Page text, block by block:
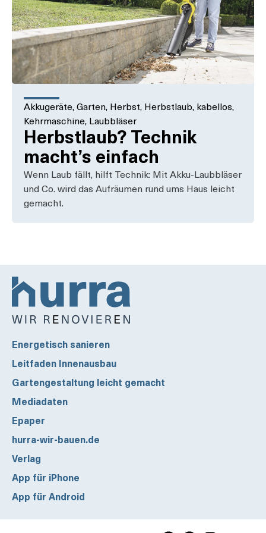
Akkugeräte, Garten, Herbst, Herbstlaub, kabellos,
Kehrmaschine, Laubbläser
Herbstlaub? Technik
macht’s einfach
Wenn Laub fällt, hilft Technik: Mit Akku-Laubbläser
und Co. wird das Aufräumen rund ums Haus leicht
gemacht.
Energetisch sanieren
Leitfaden Innenausbau
Gartengestaltung leicht gemacht
Mediadaten
Epaper
hurra-wir-bauen.de
Verlag
App für iPhone
App für Android